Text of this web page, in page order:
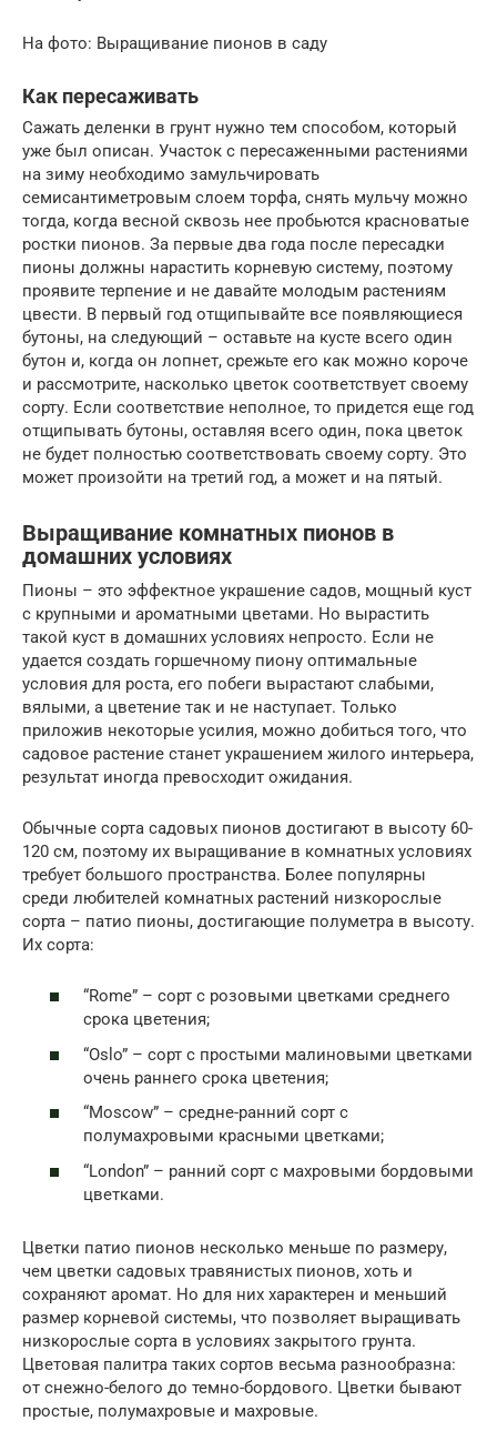
На фото: Выращивание пионов в саду
Как пересаживать
Сажать деленки в грунт нужно тем способом, который
уже был описан. Участок с пересаженными растениями
на зиму необходимо замульчировать
семисантиметровым слоем торфа, снять мульчу можно
тогда, когда весной сквозь нее пробьются красноватые
ростки пионов. За первые два года после пересадки
пионы должны нарастить корневую систему, поэтому
проявите терпение и не давайте молодым растениям
цвести. В первый год отщипывайте все появляющиеся
бутоны, на следующий – оставьте на кусте всего один
бутон и, когда он лопнет, срежьте его как можно короче
и рассмотрите, насколько цветок соответствует своему
сорту. Если соответствие неполное, то придется еще год
отщипывать бутоны, оставляя всего один, пока цветок
не будет полностью соответствовать своему сорту. Это
может произойти на третий год, а может и на пятый.
Выращивание комнатных пионов в
домашних условиях
Пионы – это эффектное украшение садов, мощный куст
с крупными и ароматными цветами. Но вырастить
такой куст в домашних условиях непросто. Если не
удается создать горшечному пиону оптимальные
условия для роста, его побеги вырастают слабыми,
вялыми, а цветение так и не наступает. Только
приложив некоторые усилия, можно добиться того, что
садовое растение станет украшением жилого интерьера,
результат иногда превосходит ожидания.
Обычные сорта садовых пионов достигают в высоту 60-
120 см, поэтому их выращивание в комнатных условиях
требует большого пространства. Более популярны
среди любителей комнатных растений низкорослые
сорта – патио пионы, достигающие полуметра в высоту.
Их сорта:
“Rome” – сорт с розовыми цветками среднего
срока цветения;
“Oslo” – сорт с простыми малиновыми цветками
очень раннего срока цветения;
“Moscow” – средне-ранний сорт с
полумахровыми красными цветками;
“London” – ранний сорт с махровыми бордовыми
цветками.
Цветки патио пионов несколько меньше по размеру,
чем цветки садовых травянистых пионов, хоть и
сохраняют аромат. Но для них характерен и меньший
размер корневой системы, что позволяет выращивать
низкорослые сорта в условиях закрытого грунта.
Цветовая палитра таких сортов весьма разнообразна:
от снежно-белого до темно-бордового. Цветки бывают
простые, полумахровые и махровые.